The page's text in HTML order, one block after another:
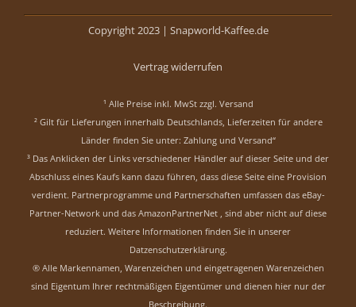
Copyright 2023 | Snapworld-Kaffee.de
Vertrag widerrufen
¹ Alle Preise inkl. MwSt zzgl. Versand
² Gilt für Lieferungen innerhalb Deutschlands, Lieferzeiten für andere
Länder finden Sie unter: Zahlung und Versand“
³ Das Anklicken der Links verschiedener Händler auf dieser Seite und der
Abschluss eines Kaufs kann dazu führen, dass diese Seite eine Provision
verdient. Partnerprogramme und Partnerschaften umfassen das eBay-
Partner-Network und das AmazonPartnerNet , sind aber nicht auf diese
reduziert. Weitere Informationen finden Sie in unserer
Datzenschutzerklärung.
® Alle Markennamen, Warenzeichen und eingetragenen Warenzeichen
sind Eigentum Ihrer rechtmäßigen Eigentümer und dienen hier nur der
Beschreibung.